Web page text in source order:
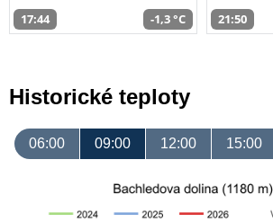
17:44 -1,3 °C 21:50
Historické teploty
06:00 09:00 12:00 15:00